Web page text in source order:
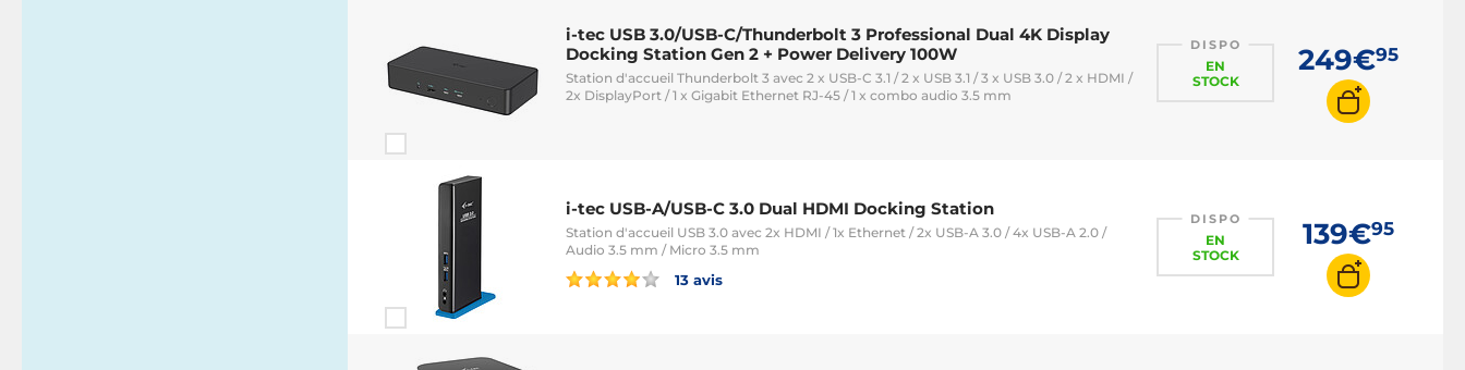
i-tec USB 3.0/USB-C/Thunderbolt 3 Professional Dual 4K Display
Docking Station Gen 2 + Power Delivery 100W
Station d'accueil Thunderbolt 3 avec 2 x USB-C 3.1 / 2 x USB 3.1 / 3 x USB 3.0 / 2 x HDMI /
2x DisplayPort / 1 x Gigabit Ethernet RJ-45 / 1 x combo audio 3.5 mm
DISPO
EN
STOCK
249€95
i-tec USB-A/USB-C 3.0 Dual HDMI Docking Station
Station d'accueil USB 3.0 avec 2x HDMI / 1x Ethernet / 2x USB-A 3.0 / 4x USB-A 2.0 /
Audio 3.5 mm / Micro 3.5 mm
13 avis
DISPO
EN
STOCK
139€95